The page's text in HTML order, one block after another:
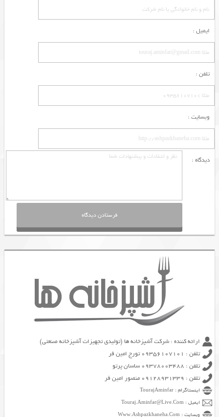
ایمیل :
تلفن :
وبسایت :
دیدگاه :
ارائه کننده : شرکت آشپزخانه ها (تولیدی تجهیزات آشپزخانه صنعتی)
تلفن : 09356107101 تورج امین فر
تلفن : 09378003488 ساسان پرتو
تلفن : 09128931339 منصور امین فر
اینستاگرام : TourajAminfar
ایمیل : Touraj.Aminfar@Live.Com
وبسایت : Www.Ashpazkhaneha.Com